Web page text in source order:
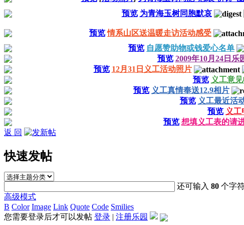
预览 为青海玉树同胞默哀
预览 情系山区送温暖走访活动感受
预览 自愿赞助物或钱爱心名单
预览 2009年10月24日乐
预览 12月31日义工活动照片
预览 义工意
预览 义工真情奉送12.9相片
预览 义工最近活
预览 义
预览 想填义工表的请
返 回
快速发帖
还可输入80 个字
高级模式
B Color Image Link Quote Code Smilies
您需要登录后才可以发帖 登录 | 注册乐园